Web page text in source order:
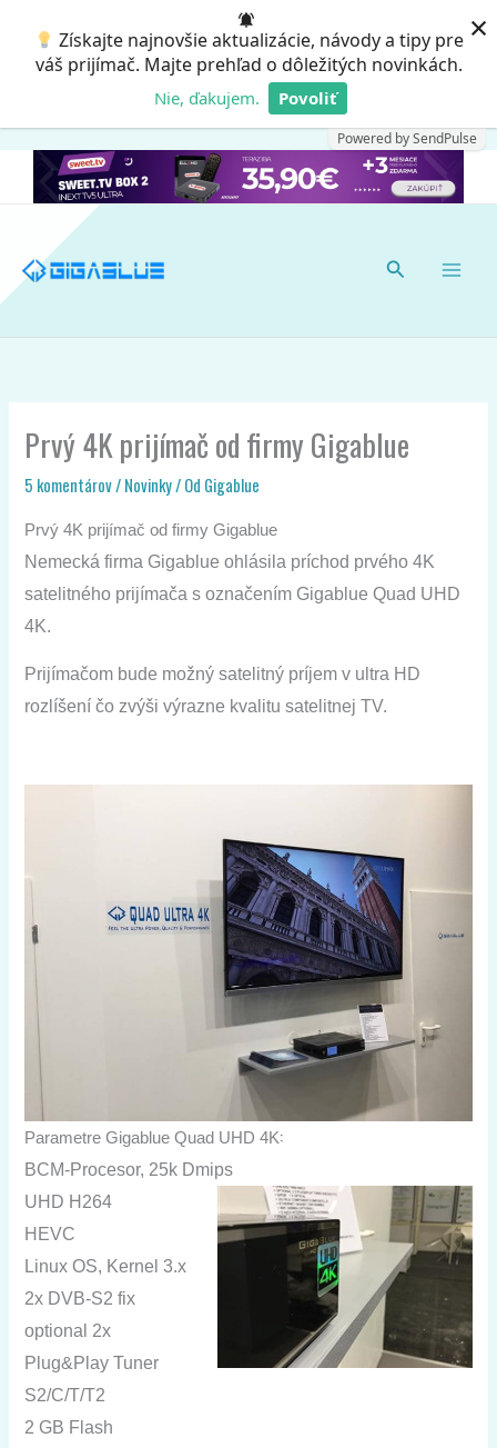
Získajte najnovšie aktualizácie, návody a tipy pre
váš prijímač. Majte prehľad o dôležitých novinkách.
Nie, ďakujem. Povoliť
Powered by SendPulse
×
Hľadať
Prvý 4K prijímač od firmy Gigablue
5 komentárov/Novinky/ Od Gigablue
Prvý 4K prijímač od firmy Gigablue
Nemecká firma Gigablue ohlásila príchod prvého 4K
satelitného prijímača s označením Gigablue Quad UHD
4K.
Prijímačom bude možný satelitný príjem v ultra HD
rozlíšení čo zvýši výrazne kvalitu satelitnej TV.
Parametre Gigablue Quad UHD 4K:
BCM-Procesor, 25k Dmips
UHD H264
HEVC
Linux OS, Kernel 3.x
2x DVB-S2 fix
optional 2x
Plug&Play Tuner
S2/C/T/T2
2 GB Flash